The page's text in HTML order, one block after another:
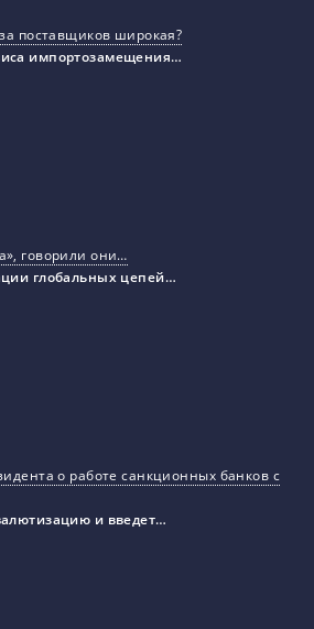
поставщиков широкая?
импортозамещения…
говорили они…
глобальных цепей…
о работе санкционных банков с
и введет…